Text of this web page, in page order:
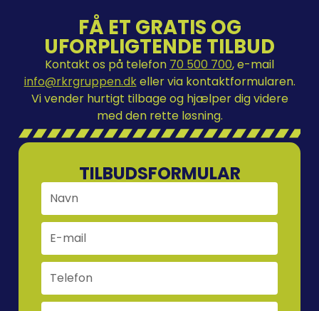
FÅ ET GRATIS OG
UFORPLIGTENDE TILBUD
Kontakt os på telefon 70 500 700, e-mail
info@rkrgruppen.dkeller via kontaktformularen.
Vi vender hurtigt tilbage og hjælper dig videre
med den rette løsning.
TILBUDSFORMULAR